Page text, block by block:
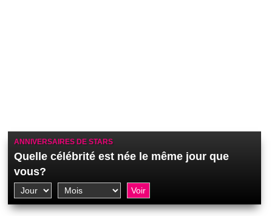
ANNIVERSAIRES DE STARS
Quelle célébrité est née le même jour que
vous?